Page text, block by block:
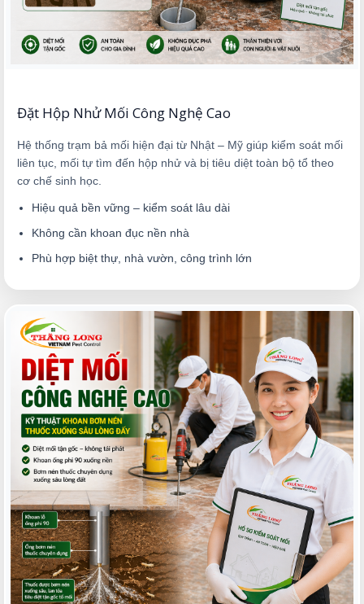
Đặt Hộp Nhử Mối Công Nghệ Cao
Hệ thống trạm bả mối hiện đại từ Nhật – Mỹ giúp kiểm soát mối
liên tục, mối tự tìm đến hộp nhử và bị tiêu diệt toàn bộ tổ theo
cơ chế sinh học.
Hiệu quả bền vững – kiểm soát lâu dài
Không cần khoan đục nền nhà
Phù hợp biệt thự, nhà vườn, công trình lớn